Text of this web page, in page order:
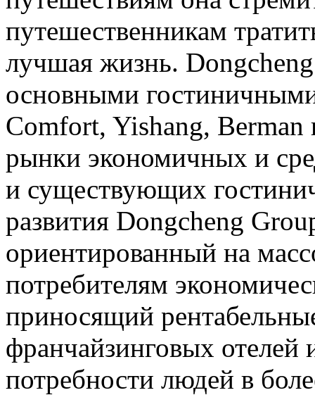
путешественникам
лучшая жизнь.
основными
Comfort, Yishang,
рынки экономичных и
и существующих
развития Dongcheng
ориентированный на
потребителям
приносящий
франчайзинговых
потребности людей в